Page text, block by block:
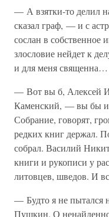
— А взятки-то делил
сказал граф, — и с
сослан в собственное
злословие нейдет к
и для меня священна…
— Вот вы б, Алексей
Каменский, — вы бы и
Собрание, говорят,
редких книг держал.
собрал. Василий
книги и рукописи у
литовцев, шведов. И
— Будто я не пытался
Пушкин. О